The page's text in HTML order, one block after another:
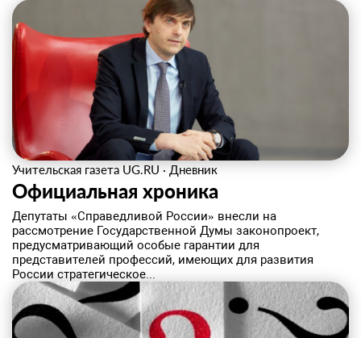
Учительская газета UG.RU · Дневник
Официальная хроника
Депутаты «Справедливой России» внесли на
рассмотрение Государственной Думы законопроект,
предусматривающий особые гарантии для
представителей профессий, имеющих для развития
России стратегическое...